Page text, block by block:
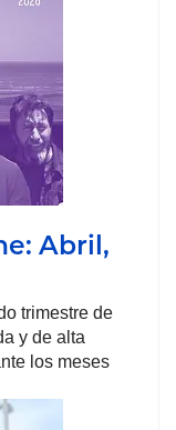
Abril,
trimestre de
y de alta
los meses